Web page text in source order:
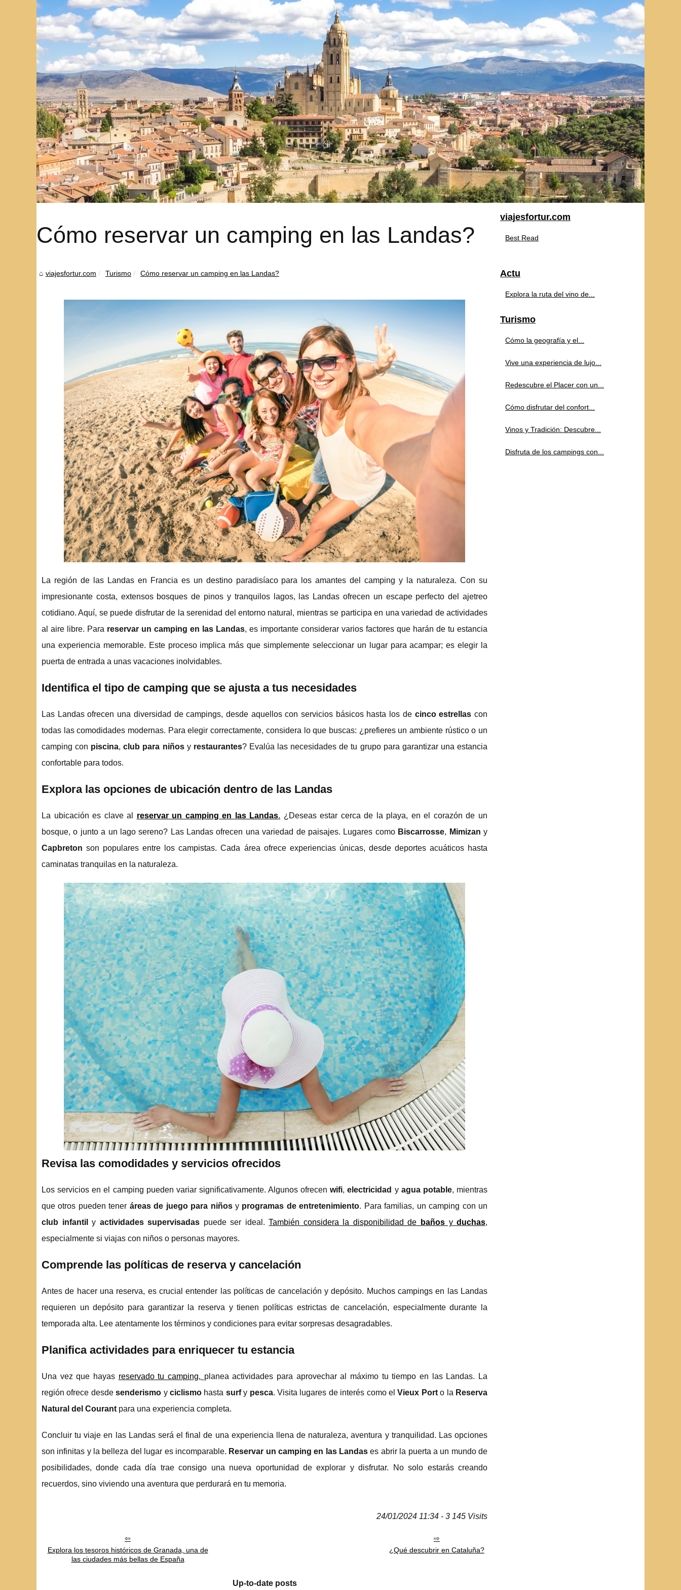
Cómo reservar un camping en las Landas?
viajesfortur.com Turismo Cómo reservar un camping en las Landas?
La región de las Landas en Francia es un destino paradisíaco para los amantes del camping y la naturaleza. Con su
impresionante costa, extensos bosques de pinos y tranquilos lagos, las Landas ofrecen un escape perfecto del ajetreo
cotidiano. Aquí, se puede disfrutar de la serenidad del entorno natural, mientras se participa en una variedad de actividades
al aire libre. Para reservar un camping en las Landas, es importante considerar varios factores que harán de tu estancia
una experiencia memorable. Este proceso implica más que simplemente seleccionar un lugar para acampar; es elegir la
puerta de entrada a unas vacaciones inolvidables.
Identifica el tipo de camping que se ajusta a tus necesidades
Las Landas ofrecen una diversidad de campings, desde aquellos con servicios básicos hasta los de cinco estrellas con
todas las comodidades modernas. Para elegir correctamente, considera lo que buscas: ¿prefieres un ambiente rústico o un
camping con piscina,club para niñosy restaurantes? Evalúa las necesidades de tu grupo para garantizar una estancia
confortable para todos.
Explora las opciones de ubicación dentro de las Landas
La ubicación es clave al reservar un camping en las Landas. ¿Deseas estar cerca de la playa, en el corazón de un
bosque, o junto a un lago sereno? Las Landas ofrecen una variedad de paisajes. Lugares como Biscarrosse, Mimizan y
Capbreton son populares entre los campistas. Cada área ofrece experiencias únicas, desde deportes acuáticos hasta
caminatas tranquilas en la naturaleza.
Revisa las comodidades y servicios ofrecidos
Los servicios en el camping pueden variar significativamente. Algunos ofrecenwifi,electricidad y agua potable, mientras
que otros pueden tener áreas de juego para niñosy programas de entretenimiento. Para familias, un camping con un
club infantil
y actividades supervisadas puede ser ideal.También considera la disponibilidad de bañosyduchas,
especialmente si viajas con niños o personas mayores.
Comprende las políticas de reserva y cancelación
Antes de hacer una reserva, es crucial entender las políticas de cancelación y depósito. Muchos campings en las Landas
requieren un depósito para garantizar la reserva y tienen políticas estrictas de cancelación, especialmente durante la
temporada alta. Lee atentamente los términos y condiciones para evitar sorpresas desagradables.
Planifica actividades para enriquecer tu estancia
Una vez que hayas reservado tu camping, planea actividades para aprovechar al máximo tu tiempo en las Landas. La
región ofrece desdesenderismo yciclismo hasta surfy pesca. Visita lugares de interés como elVieux Porto la Reserva
Natural del Courant para una experiencia completa.
Concluir tu viaje en las Landas será el final de una experiencia llena de naturaleza, aventura y tranquilidad. Las opciones
son infinitas y la belleza del lugar es incomparable. Reservar un camping en las Landas es abrir la puerta a un mundo de
posibilidades, donde cada día trae consigo una nueva oportunidad de explorar y disfrutar. No solo estarás creando
recuerdos, sino viviendo una aventura que perdurará en tu memoria.
24/01/2024 11:34 - 3 145 Visits
Explora los tesoros históricos de Granada, una de
las ciudades más bellas de España
¿Qué descubrir en Cataluña?
Up-to-date posts
viajesfortur.com
Best Read
Actu
Explora la ruta del vino de...
Turismo
Cómo la geografía y el...
Vive una experiencia de lujo...
Redescubre el Placer con un...
Cómo disfrutar del confort...
Vinos y Tradición: Descubre...
Disfruta de los campings con...